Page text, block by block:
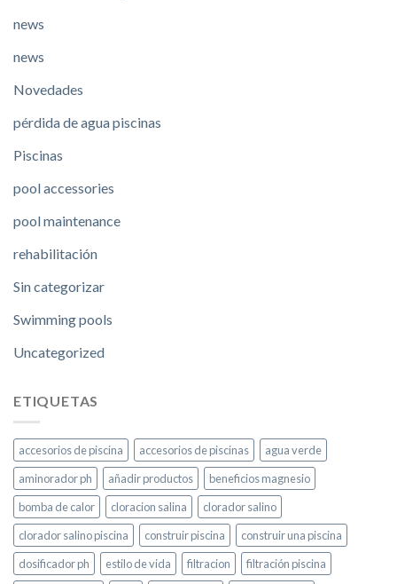
news
news
Novedades
pérdida de agua piscinas
Piscinas
pool accessories
pool maintenance
rehabilitación
Sin categorizar
Swimming pools
Uncategorized
ETIQUETAS
accesorios de piscina accesorios de piscinas
agua verde
aminorador ph
añadir productos
beneficios magnesio
bomba de calor
cloracion salina
clorador salino
clorador salino piscina
construir piscina
construir una piscina
dosificador ph
estilo de vida filtracion
filtración piscina